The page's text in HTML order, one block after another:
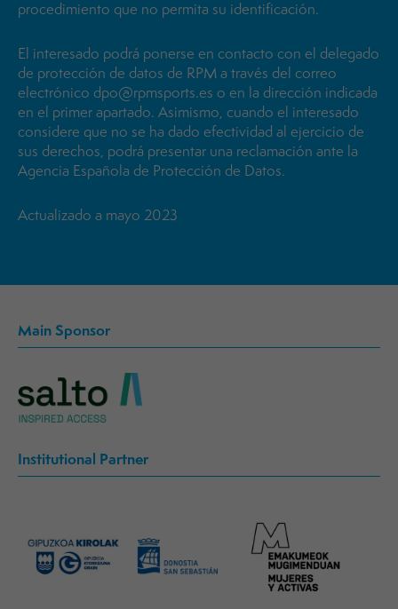
procedimiento que no permita su identificación.
El interesado podrá ponerse en contacto con el delegado
de protección de datos de RPM a través del correo
electrónico dpo@rpmsports.es o en la dirección indicada
en el primer apartado. Asimismo, cuando el interesado
considere que no se ha dado efectividad al ejercicio de
sus derechos, podrá presentar una reclamación ante la
Agencia Española de Protección de Datos.
Actualizado a mayo 2023
Main Sponsor
Institutional Partner